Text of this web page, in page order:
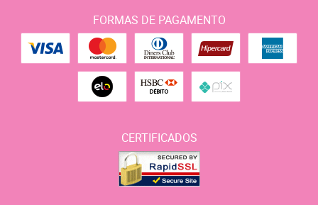
FORMAS DE PAGAMENTO
CERTIFICADOS